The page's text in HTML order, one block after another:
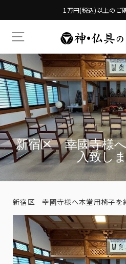
1万円(税込)以上のご
TRANSLATION
新宿区 幸國寺様
入致し
新宿区 幸國寺様へ本堂用椅子を